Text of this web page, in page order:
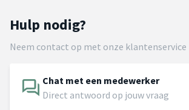
Hulp nodig?
Neem contact op met onze klantenservice
Chat met een medewerker
Direct antwoord op jouw vraag